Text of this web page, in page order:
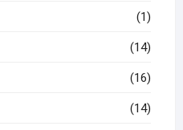
(1)
(14)
(16)
(14)